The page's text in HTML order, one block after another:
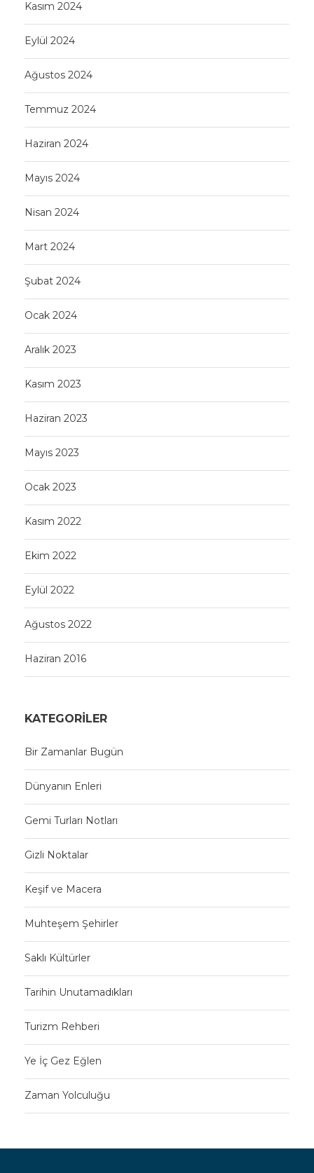
Kasım 2024
Eylül 2024
Ağustos 2024
Temmuz 2024
Haziran 2024
Mayıs 2024
Nisan 2024
Mart 2024
Şubat 2024
Ocak 2024
Aralık 2023
Kasım 2023
Haziran 2023
Mayıs 2023
Ocak 2023
Kasım 2022
Ekim 2022
Eylül 2022
Ağustos 2022
Haziran 2016
KATEGORILER
Bir Zamanlar Bugün
Dünyanın Enleri
Gemi Turları Notları
Gizli Noktalar
Keşif ve Macera
Muhteşem Şehirler
Saklı Kültürler
Tarihin Unutamadıkları
Turizm Rehberi
Ye İç Gez Eğlen
Zaman Yolculuğu